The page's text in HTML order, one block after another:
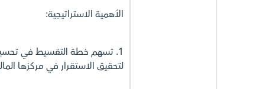
الأهمية الاستراتيجية:
1. تسهم خطة التقسيط في
لتحقيق الاستقرار في مركزها